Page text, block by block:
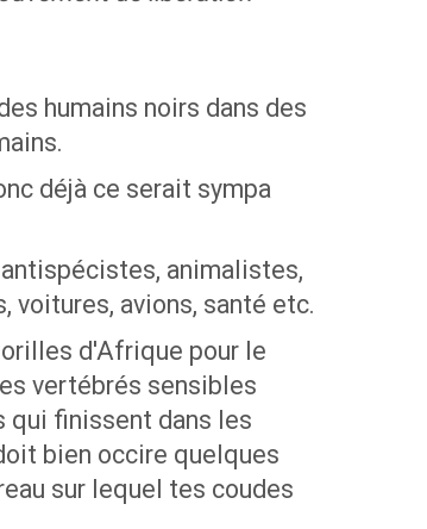
humains noirs dans des
déjà ce serait sympa
animalistes,
voitures, avions, santé etc.
d'Afrique pour le
vertébrés sensibles
qui finissent dans les
bien occire quelques
sur lequel tes coudes